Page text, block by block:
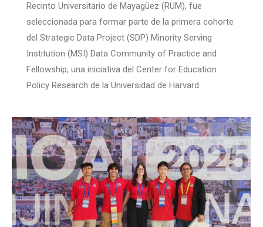
Recinto Universitario de Mayagüez (RUM), fue
seleccionada para formar parte de la primera cohorte
del Strategic Data Project (SDP) Minority Serving
Institution (MSI) Data Community of Practice and
Fellowship, una iniciativa del Center for Education
Policy Research de la Universidad de Harvard.